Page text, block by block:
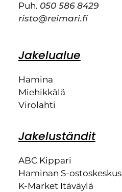
Puh. 050 586 8429
risto@reimari.fi
Jakelualue
Hamina
Miehikkälä
Virolahti
Jakeluständit
ABC Kippari
Haminan S-ostoskeskus
K-Market Itäväylä